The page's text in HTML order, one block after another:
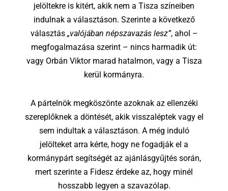
jelöltekre is kitért, akik nem a Tisza színeiben
indulnak a választáson. Szerinte a következő
választás „valójában népszavazás lesz”, ahol –
megfogalmazása szerint – nincs harmadik út:
vagy Orbán Viktormarad hatalmon, vagy a Tisza
kerül kormányra.
A pártelnök megköszönte azoknak az ellenzéki
szereplőknek a döntését, akik visszaléptek vagy el
sem indultak a választáson. A még induló
jelölteket arra kérte, hogy ne fogadják el a
kormánypárt segítségét az ajánlásgyűjtés során,
mert szerinte a Fidesz érdeke az, hogy minél
hosszabb legyen a szavazólap.